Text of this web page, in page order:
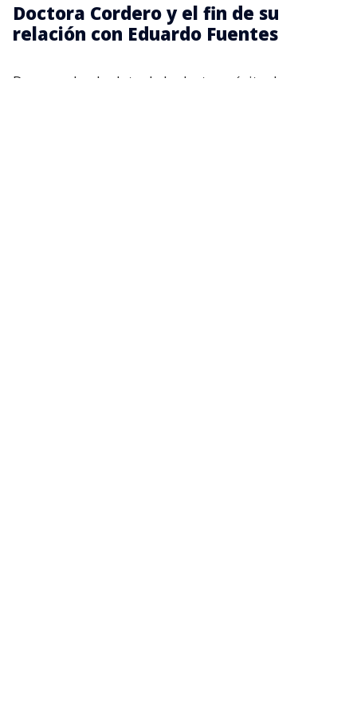
Doctora Cordero y el fin de su
relación con Eduardo Fuentes
De acuerdo al relato de la doctora, éxito de